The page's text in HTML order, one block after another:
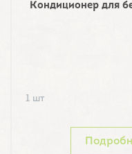
Кондиционер для
1 шт